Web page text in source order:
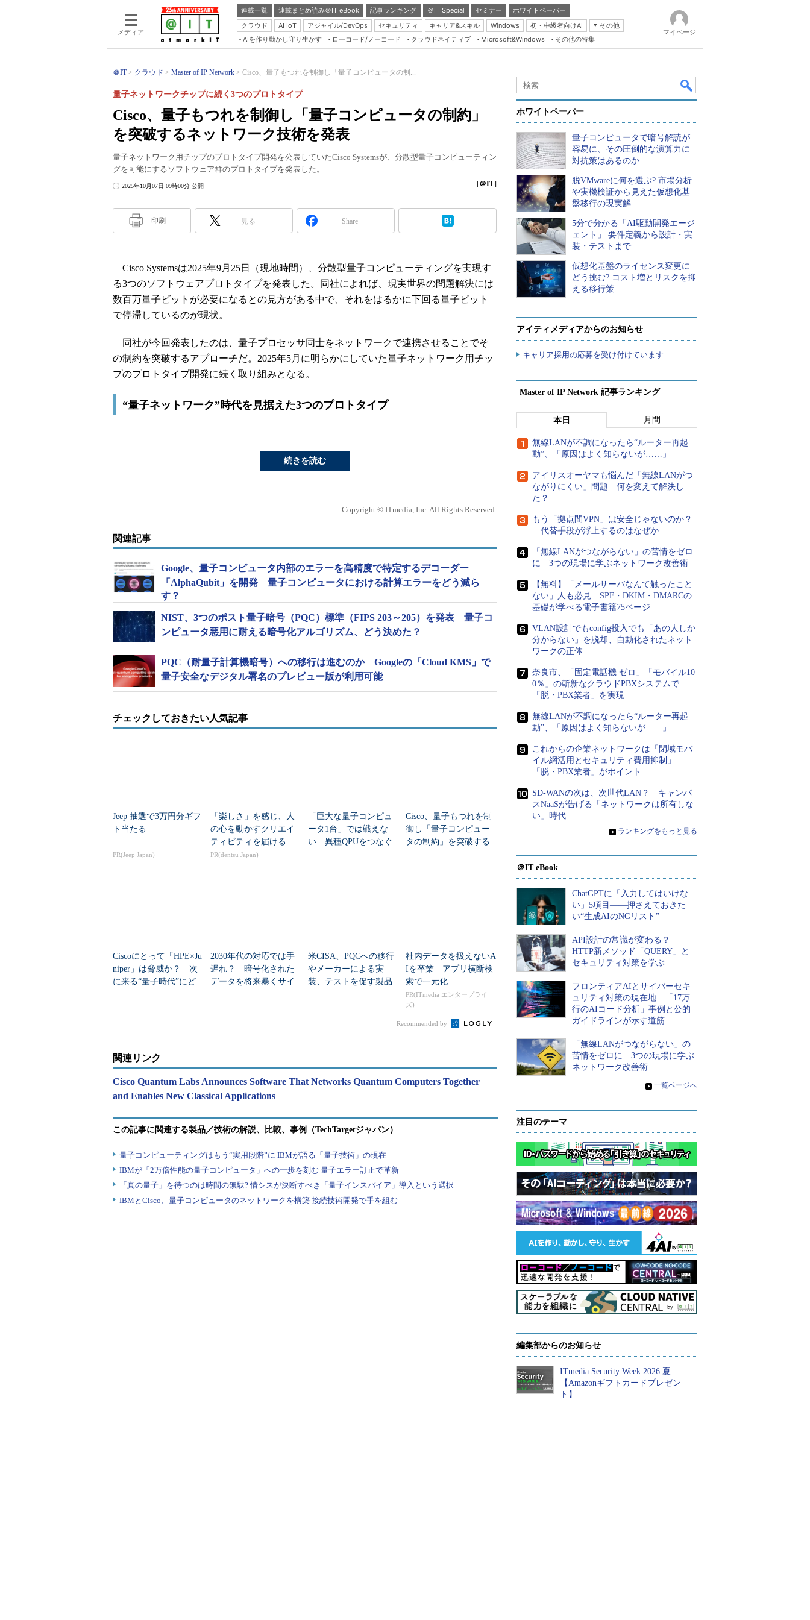
メディア
連載一覧 連載まとめ読み＠IT eBook 記事ランキング ＠IT Special セミナー
ホワイトペーパー
クラウド
AI IoT アジャイル/DevOps セキュリティ キャリア&スキル Windows 初・中級者向けAI
その他
Server & Storage
Java Agile
Database Expert
Linux ＆ OSS
Master of IP Network
Security & Trust
AIを作り動かし守り生かす ローコード/ノーコード クラウドネイティブ Microsoft&Windows その他の特集
マイページ
＠IT クラウド Master of IP Network Cisco、量子もつれを制御し「量子コンピュータの制...
Cisco、量子もつれを制御し「量子コンピュータの制約」
を突破するネットワーク技術を発表
量子ネットワークチップに続く3つのプロトタイプ
量子ネットワーク用チップのプロトタイプ開発を公表していたCisco Systemsが、分散型量子コンピューティン
グを可能にするソフトウェア群のプロトタイプを発表した。
2025年10月07日 09時00分 公開 [＠IT]
印刷 見る Share
Cisco Systemsは2025年9月25日（現地時間）、分散型量子コンピューティングを実現す
る3つのソフトウェアプロトタイプを発表した。同社によれば、現実世界の問題解決には
数百万量子ビットが必要になるとの見方がある中で、それをはるかに下回る量子ビット
で停滞しているのが現状。
同社が今回発表したのは、量子プロセッサ同士をネットワークで連携させることでそ
の制約を突破するアプローチだ。2025年5月に明らかにしていた量子ネットワーク用チッ
プのプロトタイプ開発に続く取り組みとなる。
“量子ネットワーク”時代を見据えた3つのプロトタイプ
続きを読む
Copyright © ITmedia, Inc. All Rights Reserved.
関連記事
Google、量子コンピュータ内部のエラーを高精度で特定するデコーダー
「AlphaQubit」を開発 量子コンピュータにおける計算エラーをどう減ら
す？
NIST、3つのポスト量子暗号（PQC）標準（FIPS 203～205）を発表 量子コ
ンピュータ悪用に耐える暗号化アルゴリズム、どう決めた？
PQC（耐量子計算機暗号）への移行は進むのか Googleの「Cloud KMS」で
量子安全なデジタル署名のプレビュー版が利用可能
チェックしておきたい人気記事
Jeep 抽選で3万円分ギフ
ト当たる
PR(Jeep Japan)
「楽しさ」を感じ、人
の心を動かすクリエイ
ティビティを届ける
PR(dentsu Japan)
「巨大な量子コンピュ
ータ1台」では戦えな
い 異種QPUをつなぐ
Cisco、量子もつれを制
御し「量子コンピュー
タの制約」を突破する
Ciscoにとって「HPE×Ju
niper」は脅威か？ 次
に来る“量子時代”にど
2030年代の対応では手
遅れ？ 暗号化された
データを将来暴くサイ
米CISA、PQCへの移行
やメーカーによる実
装、テストを促す製品
社内データを扱えないA
Iを卒業 アプリ横断検
索で一元化
PR(ITmedia エンタープライ
ズ)
Recommended by
関連リンク
Cisco Quantum Labs Announces Software That Networks Quantum Computers Together
and Enables New Classical Applications
ホワイトペーパー
量子コンピュータで暗号解読が
容易に、その圧倒的な演算力に
対抗策はあるのか
脱VMwareに何を選ぶ? 市場分析
や実機検証から見えた仮想化基
盤移行の現実解
5分で分かる「AI駆動開発エージ
ェント」 要件定義から設計・実
装・テストまで
仮想化基盤のライセンス変更に
どう挑む? コスト増とリスクを抑
える移行策
アイティメディアからのお知らせ
キャリア採用の応募を受け付けています
Master of IP Network 記事ランキング
本日 月間
無線LANが不調になったら“ルーター再起
動”、「原因はよく知らないが……」
アイリスオーヤマも悩んだ「無線LANがつ
ながりにくい」問題 何を変えて解決し
た？
もう「拠点間VPN」は安全じゃないのか？
代替手段が浮上するのはなぜか
「無線LANがつながらない」の苦情をゼロ
に 3つの現場に学ぶネットワーク改善術
【無料】「メールサーバなんて触ったこと
ない」人も必見 SPF・DKIM・DMARCの
基礎が学べる電子書籍75ページ
VLAN設計でもconfig投入でも「あの人しか
分からない」を脱却、自動化されたネット
ワークの正体
奈良市、「固定電話機 ゼロ」「モバイル10
0％」の斬新なクラウドPBXシステムで
「脱・PBX業者」を実現
無線LANが不調になったら“ルーター再起
動”、「原因はよく知らないが……」
これからの企業ネットワークは「閉域モバ
イル網活用とセキュリティ費用抑制」
「脱・PBX業者」がポイント
SD-WANの次は、次世代LAN？ キャンパ
スNaaSが告げる「ネットワークは所有しな
い」時代
» ランキングをもっと見る
＠IT eBook
ChatGPTに「入力してはいけな
い」5項目――押さえておきた
い“生成AIのNGリスト”
API設計の常識が変わる？
HTTP新メソッド「QUERY」と
セキュリティ対策を学ぶ
フロンティアAIとサイバーセキ
ュリティ対策の現在地 「17万
行のAIコード分析」事例と公的
ガイドラインが示す道筋
「無線LANがつながらない」の
苦情をゼロに 3つの現場に学ぶ
ネットワーク改善術
» 一覧ページへ
注目のテーマ
編集部からのお知らせ
ITmedia Security Week 2026 夏
【Amazonギフトカードプレゼン
ト】